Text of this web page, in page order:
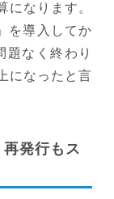
になります。
を導入してか
題なく終わり
になったと言
発行もス